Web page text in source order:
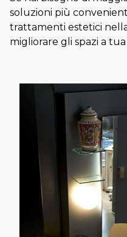
soluzioni più
trattamenti estetici
migliorare gli spazi a